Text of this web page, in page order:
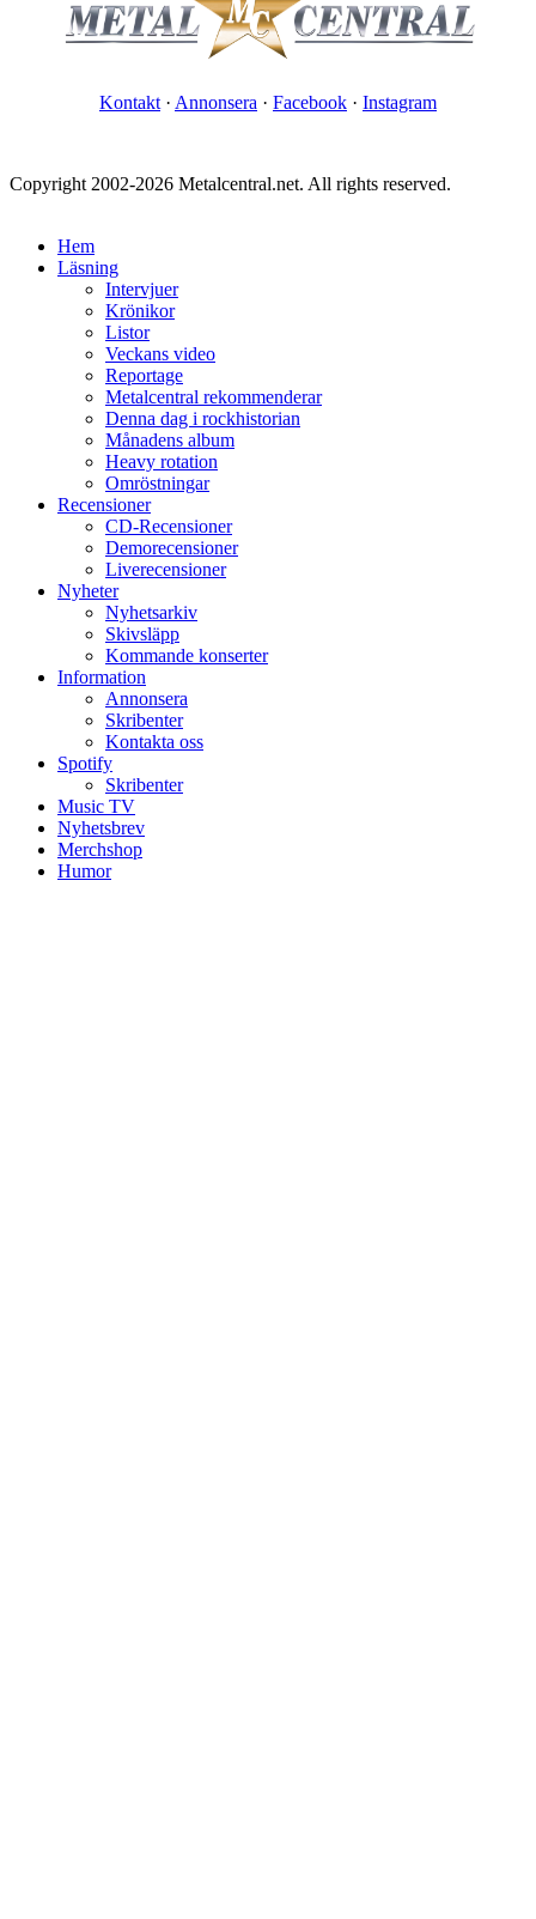
Kontakt · Annonsera · Facebook · Instagram
Copyright 2002-2026 Metalcentral.net. All rights reserved.
Hem
Läsning
Intervjuer
Krönikor
Listor
Veckans video
Reportage
Metalcentral rekommenderar
Denna dag i rockhistorian
Månadens album
Heavy rotation
Omröstningar
Recensioner
CD-Recensioner
Demorecensioner
Liverecensioner
Nyheter
Nyhetsarkiv
Skivsläpp
Kommande konserter
Information
Annonsera
Skribenter
Kontakta oss
Spotify
Skribenter
Music TV
Nyhetsbrev
Merchshop
Humor